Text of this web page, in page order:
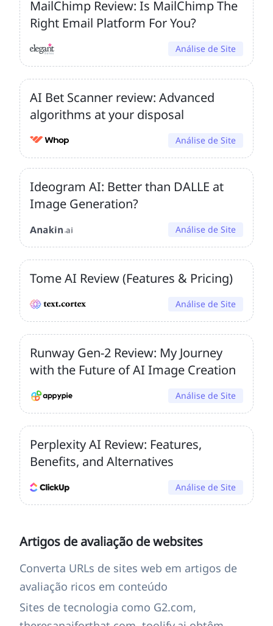
MailChimp Review: Is MailChimp The
Right Email Platform For You?
Análise de Site
AI Bet Scanner review: Advanced
algorithms at your disposal
Análise de Site
Ideogram AI: Better than DALLE at
Image Generation?
Análise de Site
Tome AI Review (Features & Pricing)
Análise de Site
Runway Gen-2 Review: My Journey
with the Future of AI Image Creation
Análise de Site
Perplexity AI Review: Features,
Benefits, and Alternatives
Análise de Site
Artigos de avaliação de websites
Converta URLs de sites web em artigos de
avaliação ricos em conteúdo
Sites de tecnologia como G2.com,